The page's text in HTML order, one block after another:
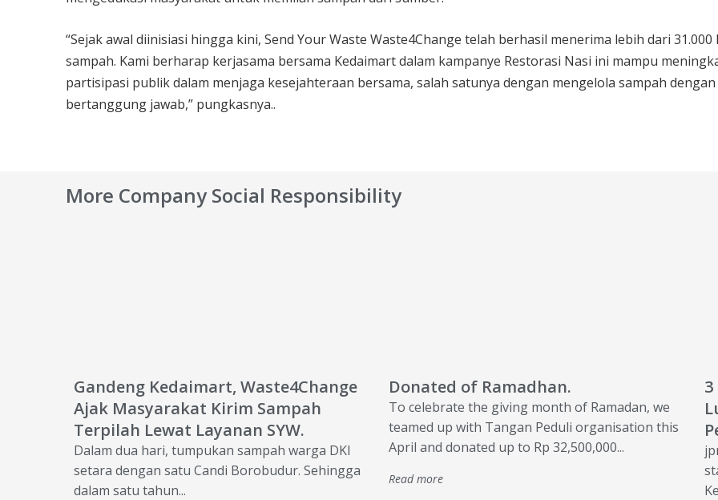
“Sejak awal diinisiasi hingga kini, Send Your Waste Waste4Change telah berhasil menerima lebih dari 31.000
sampah. Kami berharap kerjasama bersama Kedaimart dalam kampanye Restorasi Nasi ini mampu
partisipasi publik dalam menjaga kesejahteraan bersama, salah satunya dengan mengelola sampah dengan
bertanggung jawab,” pungkasnya..
More Company Social Responsibility
Gandeng Kedaimart, Waste4Change
Ajak Masyarakat Kirim Sampah
Terpilah Lewat Layanan SYW.
Dalam dua hari, tumpukan sampah warga DKI
setara dengan satu Candi Borobudur. Sehingga
dalam satu tahun...
Donated of Ramadhan.
To celebrate the giving month of Ramadan, we
teamed up with Tangan Peduli organisation this
April and donated up to Rp 32,500,000...
Read more